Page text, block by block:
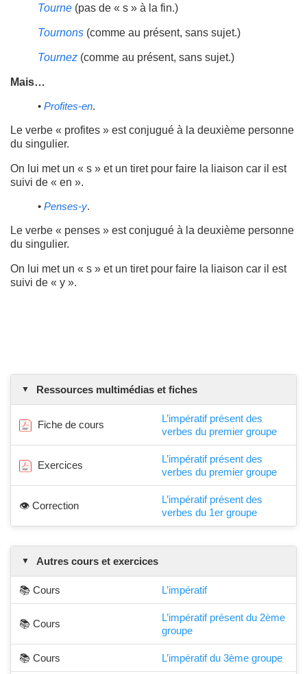
Tourne (pas de « s » à la fin.)
Tournons (comme au présent, sans sujet.)
Tournez (comme au présent, sans sujet.)
Mais…
• Profites-en.
Le verbe « profites » est conjugué à la deuxième personne
du singulier.
On lui met un « s » et un tiret pour faire la liaison car il est
suivi de « en ».
• Penses-y.
Le verbe « penses » est conjugué à la deuxième personne
du singulier.
On lui met un « s » et un tiret pour faire la liaison car il est
suivi de « y ».
Ressources multimédias et fiches
Fiche de cours
L’impératif présent des
verbes du premier groupe
Exercices
L’impératif présent des
verbes du premier groupe
👁️ Correction
L’impératif présent des
verbes du 1er groupe
Autres cours et exercices
📚 Cours L’impératif
📚 Cours
L’impératif présent du 2ème
groupe
📚 Cours L’impératif du 3ème groupe